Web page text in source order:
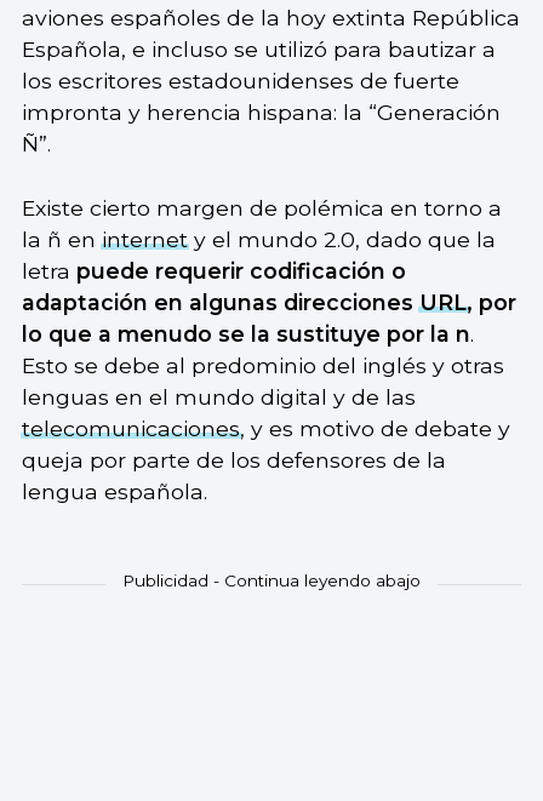
aviones españoles de la hoy extinta República
Española, e incluso se utilizó para bautizar a
los escritores estadounidenses de fuerte
impronta y herencia hispana: la “Generación
Ñ”.
Existe cierto margen de polémica en torno a
la ñ eninternety el mundo 2.0, dado que la
letra puede requerir codificación o
adaptación en algunas direccionesURL, por
lo que a menudo se la sustituye por la n.
Esto se debe al predominio del inglés y otras
lenguas en el mundo digital y de las
telecomunicaciones, y es motivo de debate y
queja por parte de los defensores de la
lengua española.